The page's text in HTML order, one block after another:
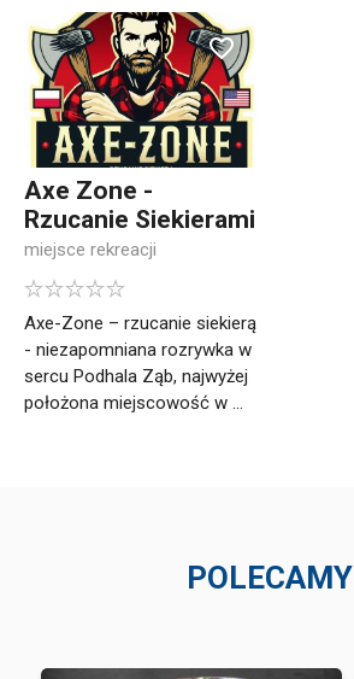
Axe Zone -
Rzucanie Siekierami
miejsce rekreacji
Axe-Zone – rzucanie siekierą
- niezapomniana rozrywka w
sercu Podhala Ząb, najwyżej
położona miejscowość w ...
POLECAMY